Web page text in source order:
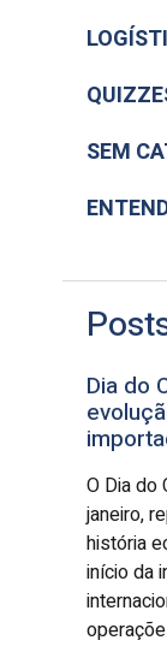
SEM
Dia do
O Dia do
janeiro,
história
início da